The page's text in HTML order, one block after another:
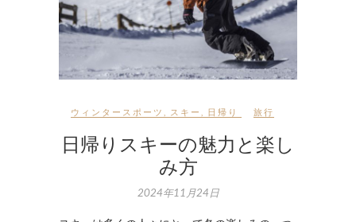
ウィンタースポーツ スキー 日帰り 旅行
日帰りスキーの魅力と楽し
み方
2024年11月24日